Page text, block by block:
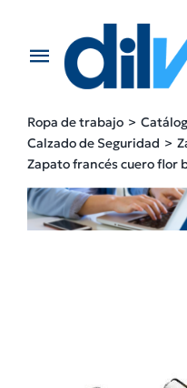
contentToggle
EMPRESA
PRODUCTOS
Ropa de trabajo
Calzado de Seguridad
Zapato francés cuero flor